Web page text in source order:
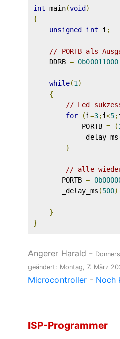
int main(void)
{
unsigned int i ;
// PORTB als
DDRB = 0b00011000
while(1 )
{
// Led
for
(i=3;i<5;
PORTB = (
_delay_ms
}
// alle
       PORTB
=
       _delay_ms
(500
}
}
Angerer Harald -
geändert: Montag, 7. März
Microcontroller - Noch
ISP-Programmer